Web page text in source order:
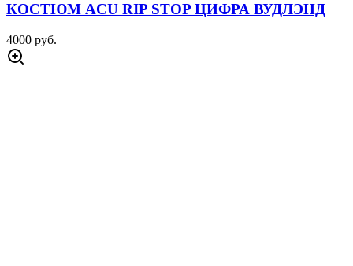
КОСТЮМ ACU RIP STOP ЦИФРА ВУДЛЭНД
4000 руб.